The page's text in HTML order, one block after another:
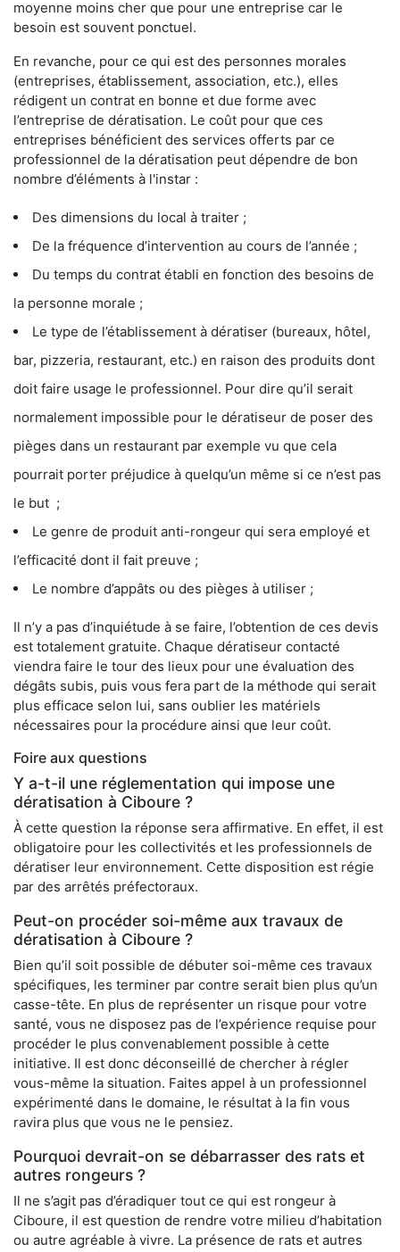
moyenne moins cher que pour une entreprise car le
besoin est souvent ponctuel.
En revanche, pour ce qui est des personnes morales
(entreprises, établissement, association, etc.), elles
rédigent un contrat en bonne et due forme avec
l’entreprise de dératisation. Le coût pour que ces
entreprises bénéficient des services offerts par ce
professionnel de la dératisation peut dépendre de bon
nombre d’éléments à l'instar :
Des dimensions du local à traiter ;
De la fréquence d’intervention au cours de l’année ;
Du temps du contrat établi en fonction des besoins de
la personne morale ;
Le type de l’établissement à dératiser (bureaux, hôtel,
bar, pizzeria, restaurant, etc.) en raison des produits dont
doit faire usage le professionnel. Pour dire qu’il serait
normalement impossible pour le dératiseur de poser des
pièges dans un restaurant par exemple vu que cela
pourrait porter préjudice à quelqu’un même si ce n’est pas
le but ;
Le genre de produit anti-rongeur qui sera employé et
l’efficacité dont il fait preuve ;
Le nombre d’appâts ou des pièges à utiliser ;
Il n’y a pas d’inquiétude à se faire, l’obtention de ces devis
est totalement gratuite. Chaque dératiseur contacté
viendra faire le tour des lieux pour une évaluation des
dégâts subis, puis vous fera part de la méthode qui serait
plus efficace selon lui, sans oublier les matériels
nécessaires pour la procédure ainsi que leur coût.
Foire aux questions
Y a-t-il une réglementation qui impose une
dératisation à Ciboure ?
À cette question la réponse sera affirmative. En effet, il est
obligatoire pour les collectivités et les professionnels de
dératiser leur environnement. Cette disposition est régie
par des arrêtés préfectoraux.
Peut-on procéder soi-même aux travaux de
dératisation à Ciboure ?
Bien qu’il soit possible de débuter soi-même ces travaux
spécifiques, les terminer par contre serait bien plus qu’un
casse-tête. En plus de représenter un risque pour votre
santé, vous ne disposez pas de l’expérience requise pour
procéder le plus convenablement possible à cette
initiative. Il est donc déconseillé de chercher à régler
vous-même la situation. Faites appel à un professionnel
expérimenté dans le domaine, le résultat à la fin vous
ravira plus que vous ne le pensiez.
Pourquoi devrait-on se débarrasser des rats et
autres rongeurs ?
Il ne s’agit pas d’éradiquer tout ce qui est rongeur à
Ciboure, il est question de rendre votre milieu d’habitation
ou autre agréable à vivre. La présence de rats et autres